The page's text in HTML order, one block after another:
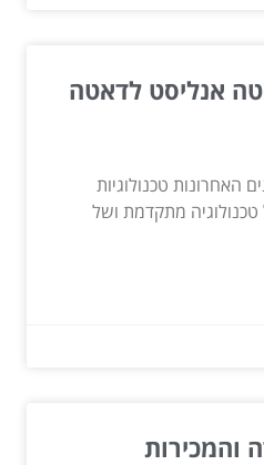
אנליסט לדאטה
טכנולוגיות
מתקדמת ושל
והמכירות